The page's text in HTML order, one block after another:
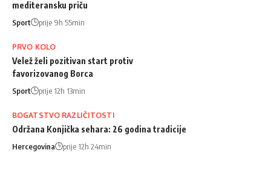
mediteransku priču
Sport prije 9h 55min
PRVO KOLO
Velež želi pozitivan start protiv
favorizovanog Borca
Sport prije 12h 13min
BOGATSTVO RAZLIČITOSTI
Održana Konjička sehara: 26 godina tradicije
Hercegovina prije 12h 24min